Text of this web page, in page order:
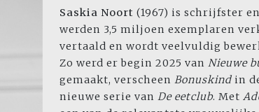
Saskia Noort (1967) is schrijfster
werden 3,5 miljoen exemplaren
vertaald en wordt veelvuldig
Zo werd er begin 2025 van Nieuwe
gemaakt, verscheen Bonuskind in
nieuwe serie van De eetclub. Met